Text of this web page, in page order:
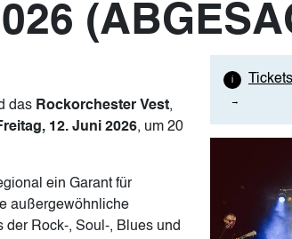
das Rockorchester Vest,
12. Juni 2026, um 20
ein Garant für
außergewöhnliche
Rock-, Soul-, Blues und